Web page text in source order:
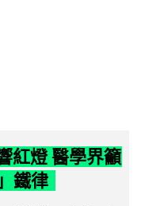
紅燈 醫學界籲
鐵律